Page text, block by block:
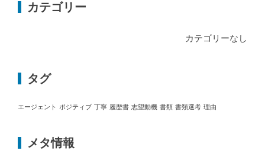
カテゴリー
カテゴリーなし
タグ
エージェント ポジティブ 丁寧 履歴書 志望動機 書類 書類選考 理由
メタ情報